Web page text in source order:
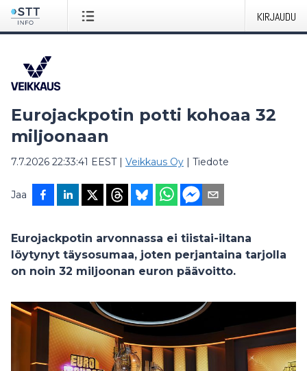
KIRJAUDU
Eurojackpotin potti kohoaa 32
miljoonaan
7.7.2026 22:33:41 EEST| Veikkaus Oy | Tiedote
Jaa
Eurojackpotin arvonnassa ei tiistai-iltana
löytynyt täysosumaa, joten perjantaina tarjolla
on noin 32 miljoonan euron päävoitto.